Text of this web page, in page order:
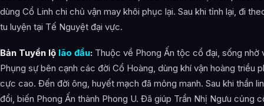
dùng Cổ Linh chi chủ vận may khôi phục lại. Sau khi tỉnh lại, đi
tu luyện tại Tế Nguyệt đại vực.
Bản Tuyền lộ lão đầu: Thuộc về Phong Ấn tộc cổ đại, sống nhờ
Phụng sự bên cạnh các đời Cổ Hoàng, dùng khí vận hoàng triều
cực cao. Đến đời ông, huyết mạch đã mỏng manh. Sau khi thần
đổi, biến Phong Ấn thành Phong U. Đã giúp Trần Nhị Ngưu củng